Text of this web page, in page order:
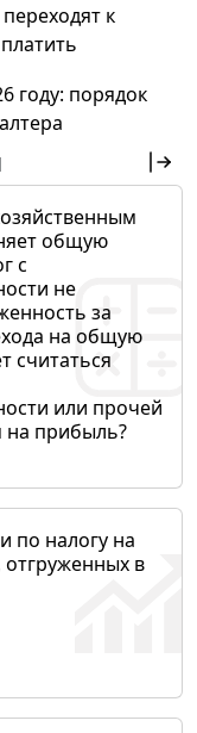
к
году: порядок
общую
с
не
за
на общую
считаться
или прочей
на прибыль?
по налогу на
в